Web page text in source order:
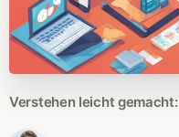
Verstehen leicht gemacht: